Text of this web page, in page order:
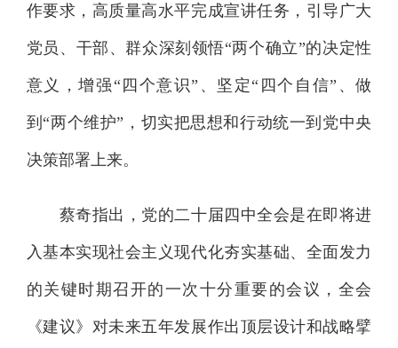
作要求，高质量高水平完成宣讲任务，引导广大
党员、干部、群众深刻领悟“两个确立”的决定性
意义，增强“四个意识”、坚定“四个自信”、做
到“两个维护”，切实把思想和行动统一到党中央
决策部署上来。
蔡奇指出，党的二十届四中全会是在即将进
入基本实现社会主义现代化夯实基础、全面发力
的关键时期召开的一次十分重要的会议，全会
《建议》对未来五年发展作出顶层设计和战略擘